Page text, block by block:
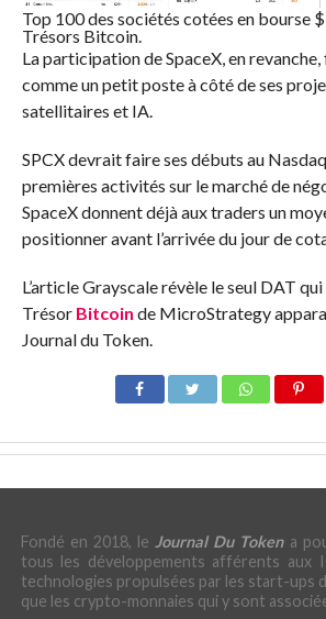
Top 100 des sociétés cotées en bourse $
Trésors Bitcoin.
La participation de SpaceX, en
comme un petit poste à côté de ses
satellitaires et IA.
SPCX devrait faire ses débuts au
premières activités sur le marché de
SpaceX donnent déjà aux traders un
positionner avant l’arrivée du jour de
L’article Grayscale révèle le seul DAT
Trésor Bitcoin de MicroStrategy
Journal du Token.
Fondé en 2018, le Journal Du Tokena
tous les développements afférents aux
technologies propulsées par les start-ups
que les crypto-monnaies qui y sont